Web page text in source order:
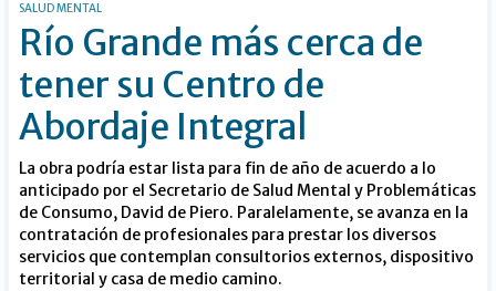
SALUD MENTAL
Río Grande más cerca de
tener su Centro de
Abordaje Integral
La obra podría estar lista para fin de año de acuerdo a lo
anticipado por el Secretario de Salud Mental y Problemáticas
de Consumo, David de Piero. Paralelamente, se avanza en la
contratación de profesionales para prestar los diversos
servicios que contemplan consultorios externos, dispositivo
territorial y casa de medio camino.